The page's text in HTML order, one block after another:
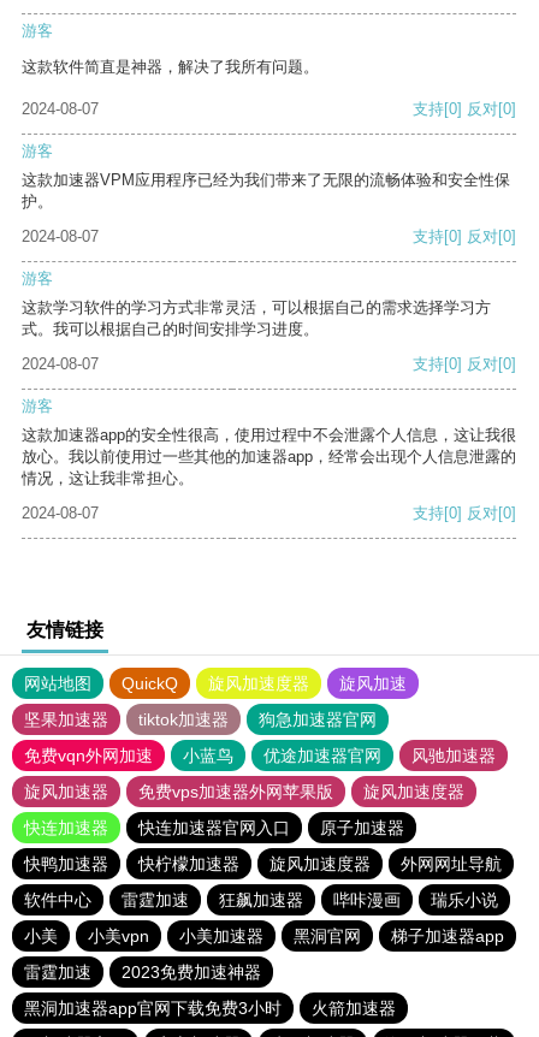
游客
这款软件简直是神器，解决了我所有问题。
2024-08-07 支持[0] 反对[0]
游客
这款加速器VPM应用程序已经为我们带来了无限的流畅体验和安全性保
护。
2024-08-07
支持[0] 反对[0]
游客
这款学习软件的学习方式非常灵活，可以根据自己的需求选择学习方
式。我可以根据自己的时间安排学习进度。
2024-08-07
支持[0] 反对[0]
游客
这款加速器app的安全性很高，使用过程中不会泄露个人信息，这让我很
放心。我以前使用过一些其他的加速器app，经常会出现个人信息泄露的
情况，这让我非常担心。
2024-08-07
支持[0] 反对[0]
友情链接
网站地图 QuickQ 旋风加速度器
旋风加速
坚果加速器
tiktok加速器
狗急加速器官网
免费vqn外网加速
小蓝鸟 优途加速器官网
风驰加速器
旋风加速器
免费vps加速器外网苹果版
旋风加速度器
快连加速器
快连加速器官网入口
原子加速器
快鸭加速器
快柠檬加速器 旋风加速度器
外网网址导航
软件中心
雷霆加速 狂飙加速器 哔咔漫画
瑞乐小说
小美
小美vpn 小美加速器 黑洞官网
梯子加速器app
雷霆加速
2023免费加速神器
黑洞加速器app官网下载免费3小时
火箭加速器